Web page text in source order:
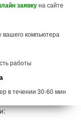
заявкуна сайте
вашего компьютера
работы
в течении 30-60 мин